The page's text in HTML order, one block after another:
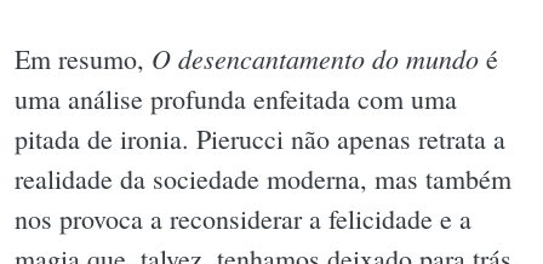
Em resumo, O desencantamento do mundo é
uma análise profunda enfeitada com uma
pitada de ironia. Pierucci não apenas retrata a
realidade da sociedade moderna, mas também
nos provoca a reconsiderar a felicidade e a